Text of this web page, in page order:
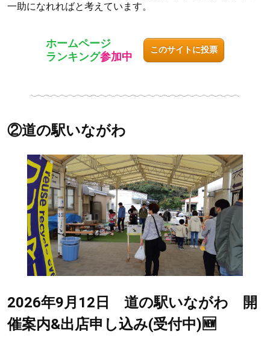
一助になれればと考えています。
ホームページ
ランキング参加中
このサイトに投票
②道の駅いながわ
2026年9月12日 道の駅いながわ 開
催案内&出店申し込み(受付中)🆕